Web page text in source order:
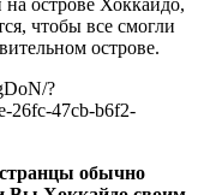
чтобы все смогли
острове.
?
26fc-47cb-b6f2-
обычно